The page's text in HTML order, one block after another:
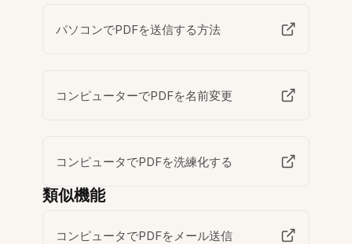
パソコンでPDFを送信する方法
コンピューターでPDFを名前変更
コンピュータでPDFを洗練化する
類似機能
コンピュータでPDFをメール送信